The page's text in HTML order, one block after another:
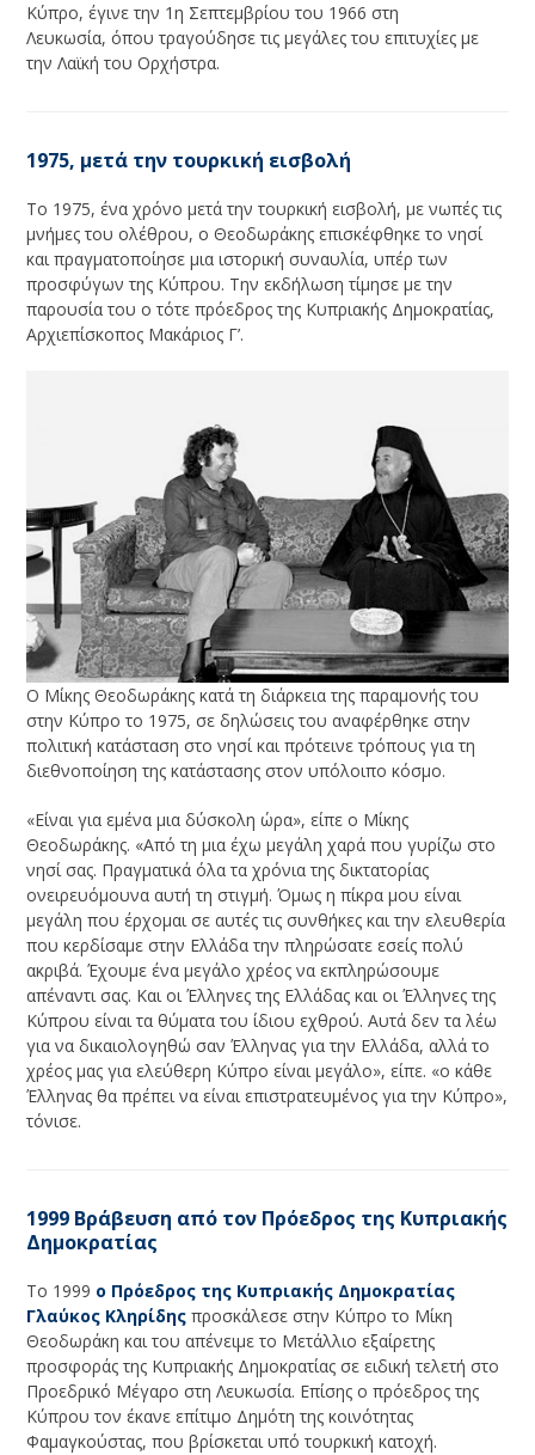
Κύπρο, έγινε την 1η Σεπτεμβρίου του 1966 στη
Λευκωσία, όπου τραγούδησε τις μεγάλες του επιτυχίες με
την Λαϊκή του Ορχήστρα.
1975, μετά την τουρκική εισβολή
Το 1975, ένα χρόνο μετά την τουρκική εισβολή, με νωπές τις
μνήμες του ολέθρου, ο Θεοδωράκης επισκέφθηκε το νησί
και πραγματοποίησε μια ιστορική συναυλία, υπέρ των
προσφύγων της Κύπρου. Την εκδήλωση τίμησε με την
παρουσία του ο τότε πρόεδρος της Κυπριακής Δημοκρατίας,
Αρχιεπίσκοπος Μακάριος Γ’.
Ο Μίκης Θεοδωράκης κατά τη διάρκεια της παραμονής του
στην Κύπρο το 1975, σε δηλώσεις του αναφέρθηκε στην
πολιτική κατάσταση στο νησί και πρότεινε τρόπους για τη
διεθνοποίηση της κατάστασης στον υπόλοιπο κόσμο.
«Είναι για εμένα μια δύσκολη ώρα», είπε ο Μίκης
Θεοδωράκης. «Από τη μια έχω μεγάλη χαρά που γυρίζω στο
νησί σας. Πραγματικά όλα τα χρόνια της δικτατορίας
ονειρευόμουνα αυτή τη στιγμή. Όμως η πίκρα μου είναι
μεγάλη που έρχομαι σε αυτές τις συνθήκες και την ελευθερία
που κερδίσαμε στην Ελλάδα την πληρώσατε εσείς πολύ
ακριβά. Έχουμε ένα μεγάλο χρέος να εκπληρώσουμε
απέναντι σας. Και οι Έλληνες της Ελλάδας και οι Έλληνες της
Κύπρου είναι τα θύματα του ίδιου εχθρού. Αυτά δεν τα λέω
για να δικαιολογηθώ σαν Έλληνας για την Ελλάδα, αλλά το
χρέος μας για ελεύθερη Κύπρο είναι μεγάλο», είπε. «ο κάθε
Έλληνας θα πρέπει να είναι επιστρατευμένος για την Κύπρο»,
τόνισε.
1999 Βράβευση από τον Πρόεδρος της Κυπριακής
Δημοκρατίας
Το 1999 ο Πρόεδρος της Κυπριακής Δημοκρατίας
Γλαύκος Κληρίδης προσκάλεσε στην Κύπρο το Μίκη
Θεοδωράκη και του απένειμε το Μετάλλιο εξαίρετης
προσφοράς της Κυπριακής Δημοκρατίας σε ειδική τελετή στο
Προεδρικό Μέγαρο στη Λευκωσία. Επίσης ο πρόεδρος της
Κύπρου τον έκανε επίτιμο Δημότη της κοινότητας
Φαμαγκούστας, που βρίσκεται υπό τουρκική κατοχή.